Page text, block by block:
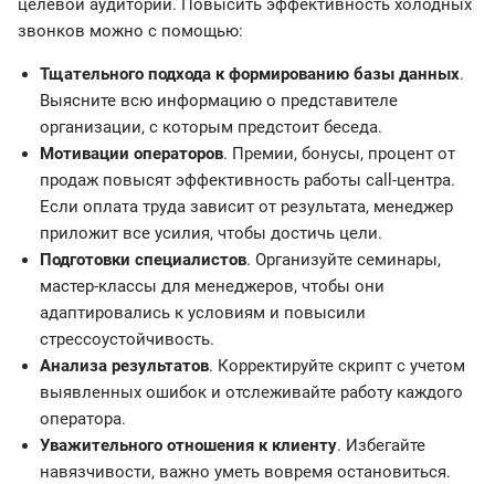
целевой аудитории. Повысить эффективность холодных
звонков можно с помощью:
Тщательного подхода к формированию базы данных.
Выясните всю информацию о представителе
организации, с которым предстоит беседа.
Мотивации операторов. Премии, бонусы, процент от
продаж повысят эффективность работы call-центра.
Если оплата труда зависит от результата, менеджер
приложит все усилия, чтобы достичь цели.
Подготовки специалистов. Организуйте семинары,
мастер-классы для менеджеров, чтобы они
адаптировались к условиям и повысили
стрессоустойчивость.
Анализа результатов. Корректируйте скрипт с учетом
выявленных ошибок и отслеживайте работу каждого
оператора.
Уважительного отношения к клиенту. Избегайте
навязчивости, важно уметь вовремя остановиться.